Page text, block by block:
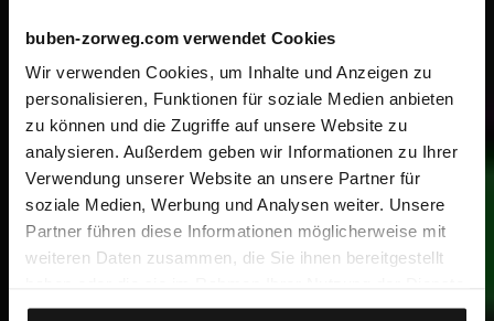
buben-zorweg.com verwendet Cookies
Wir verwenden Cookies, um Inhalte und Anzeigen zu
personalisieren, Funktionen für soziale Medien anbieten
zu können und die Zugriffe auf unsere Website zu
analysieren. Außerdem geben wir Informationen zu Ihrer
Verwendung unserer Website an unsere Partner für
soziale Medien, Werbung und Analysen weiter. Unsere
Partner führen diese Informationen möglicherweise mit
weiteren Daten zusammen, die Sie ihnen bereitgestellt
gesammelt haben.